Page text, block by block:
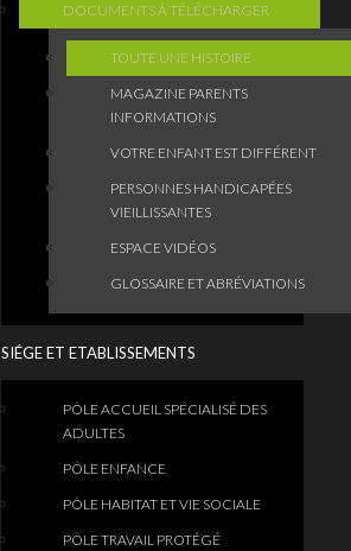
DOCUMENTS À TÉLÉCHARGER
TOUTE UNE HISTOIRE
MAGAZINE PARENTS
INFORMATIONS
VOTRE ENFANT EST DIFFÉRENT
PERSONNES HANDICAPÉES
VIEILLISSANTES
ESPACE VIDÉOS
GLOSSAIRE ET ABRÉVIATIONS
SIÉGE ET ETABLISSEMENTS
PÔLE ACCUEIL SPÉCIALISÉ DES
ADULTES
PÔLE ENFANCE
PÔLE HABITAT ET VIE SOCIALE
PÔLE TRAVAIL PROTÉGÉ